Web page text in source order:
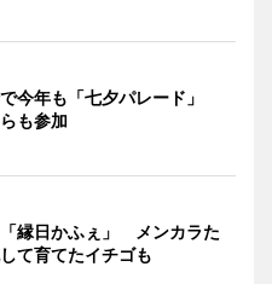
今年も「七夕パレード」
も参加
縁日かふぇ」 メンカラた
て育てたイチゴも